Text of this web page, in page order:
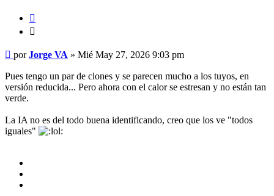
Mensaje
porJorge VA » Mié May 27, 2026 9:03 pm
Pues tengo un par de clones y se parecen mucho a los tuyos, en
versión reducida... Pero ahora con el calor se estresan y no están tan
verde.
La IA no es del todo buena identificando, creo que los ve "todos
iguales"